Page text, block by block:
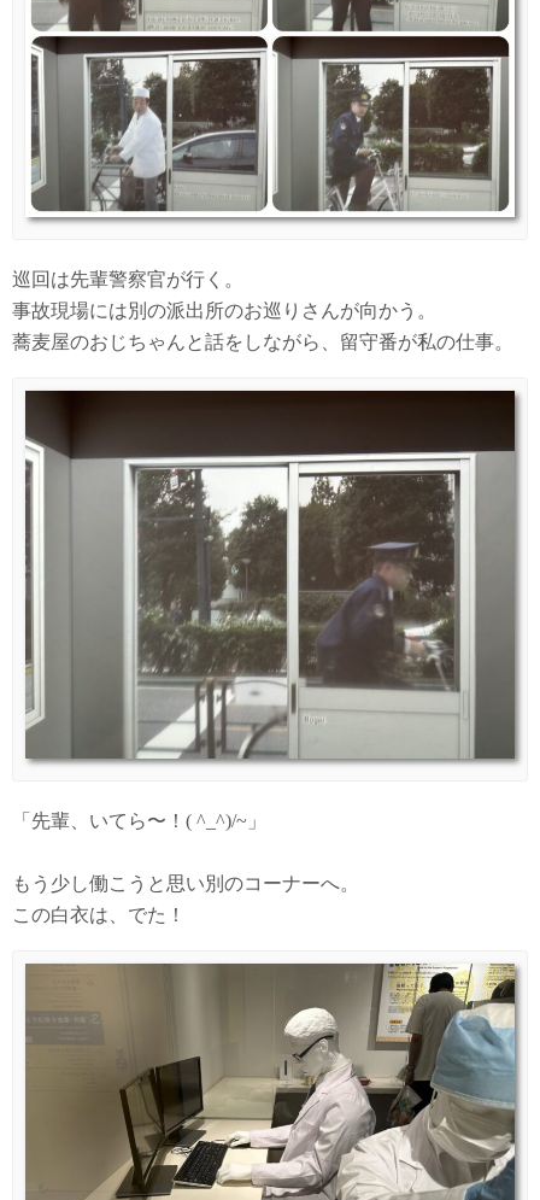
巡回は先輩警察官が行く。
事故現場には別の派出所のお巡りさんが向かう。
蕎麦屋のおじちゃんと話をしながら、留守番が私の仕事。
「先輩、いてら〜！( ^_^)/~」
もう少し働こうと思い別のコーナーへ。
この白衣は、でた！